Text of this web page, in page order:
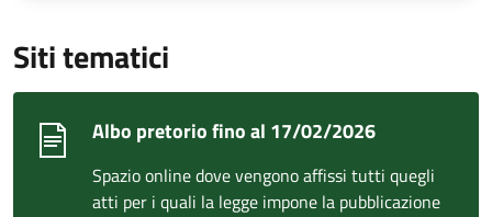
Siti tematici
Albo pretorio fino al 17/02/2026
Spazio online dove vengono affissi tutti quegli
atti per i quali la legge impone la pubblicazione